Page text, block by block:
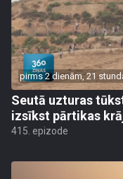
pirms 2 dienām, 21
Seutā uzturas
izsīkst pārtikas
415. epizode